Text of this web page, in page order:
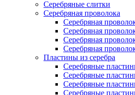
Серебряные слитки
Серебряная проволока
Серебряная
Серебряная
Серебряная
Серебряная
Пластины из серебра
Серебряные
Серебряные
Серебряные
Серебряные